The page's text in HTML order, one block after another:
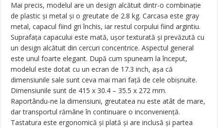
Mai precis, modelul are un design alcătuit dintr-o combinație
de plastic și metal și o greutate de 2.8 kg. Carcasa este gray
metal, capacul fiind gri închis, iar restul corpului fiind argintiu.
Suprafața capacului este mată, ușor texturată și prevăzută cu
un design alcătuit din cercuri concentrice. Aspectul general
este unul foarte elegant. După cum spuneam la început,
modelul este dotat cu un ecran de 17.3 inch, așa că
dimensiunile sale sunt ceva mai mari față de cele obișnuite.
Dimensiunile sunt de 415 x 30.4 – 35.5 x 272 mm.
Raportându-ne la dimensiuni, greutatea nu este atât de mare,
dar transportul rămâne în continuare o inconveniență.
Tastatura este ergonomică și plată și are inclusă și partea